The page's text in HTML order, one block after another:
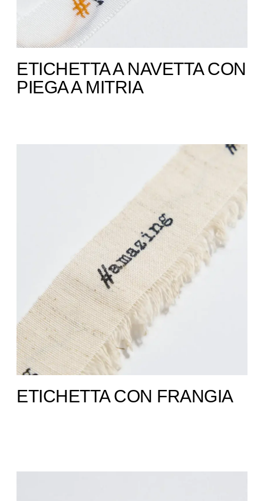
ETICHETTA A NAVETTA CON
PIEGA A MITRIA
ETICHETTA CON FRANGIA